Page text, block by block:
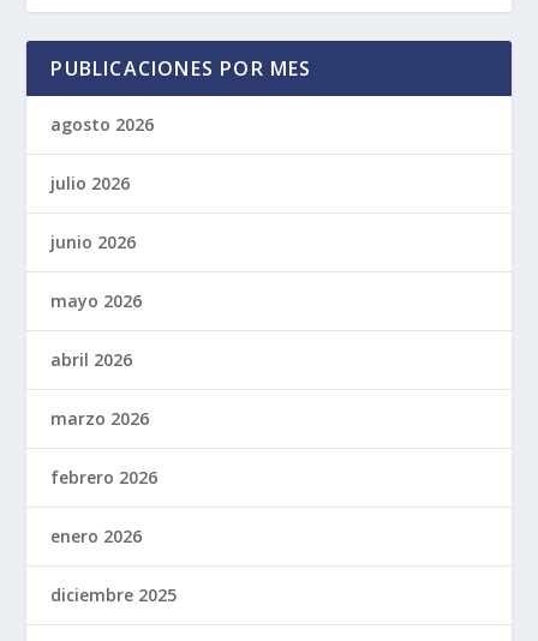
PUBLICACIONES POR MES
agosto 2026
julio 2026
junio 2026
mayo 2026
abril 2026
marzo 2026
febrero 2026
enero 2026
diciembre 2025